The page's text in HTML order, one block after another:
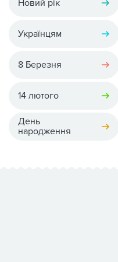
Новий рік
Українцям
8 Березня
14 лютого
День
народження